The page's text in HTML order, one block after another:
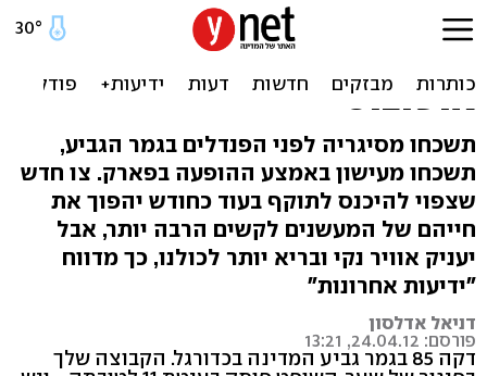
בקרוב: אסור לעשן גם
באיצטדיונים ותחנות
אוטובוס
תשכחו מסיגריה לפני הפנדלים בגמר הגביע,
תשכחו מעישון באמצע ההופעה בפארק. צו חדש
שצפוי להיכנס לתוקף בעוד כחודש יהפוך את
חייהם של המעשנים לקשים הרבה יותר, אבל
יעניק אוויר נקי ובריא יותר לכולנו, כך מדווח
"ידיעות אחרונות"
דניאל אדלסון
פורסם: 24.04.12, 13:21
דקה 85 בגמר גביע המדינה בכדורגל. הקבוצה שלך